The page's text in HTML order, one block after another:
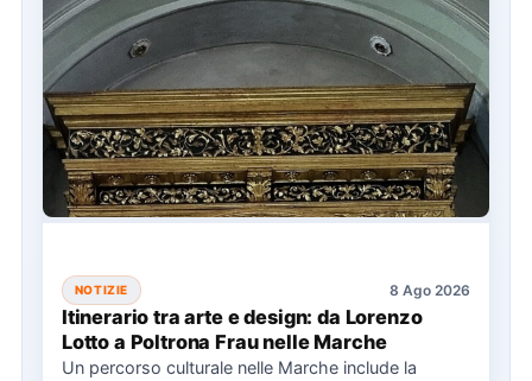
NOTIZIE 8 Ago 2026
Itinerario tra arte e design: da Lorenzo
Lotto a Poltrona Frau nelle Marche
Un percorso culturale nelle Marche include la